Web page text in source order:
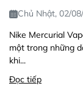
Chủ Nhật, 02/
Nike Mercurial
một trong những
khi...
Đọc tiếp